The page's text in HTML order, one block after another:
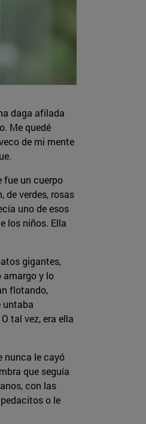
daga afilada
Me quedé
de mi mente
fue un cuerpo
de verdes, rosas
uno de esos
los niños. Ella
gigantes,
amargo y lo
flotando,
untaba
tal vez, era ella
nunca le cayó
que seguía
con las
o le